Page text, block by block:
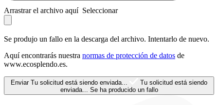
Arrastrar el archivo aquí Seleccionar
Se produjo un fallo en la descarga del archivo. Intentarlo de nuevo.
Aquí encontrarás nuestra normas de protección de datos de
www.ecosplendo.es.
Enviar Tu solicitud está siendo enviada...
Tu solicitud está siendo
enviada... Se ha producido un fallo